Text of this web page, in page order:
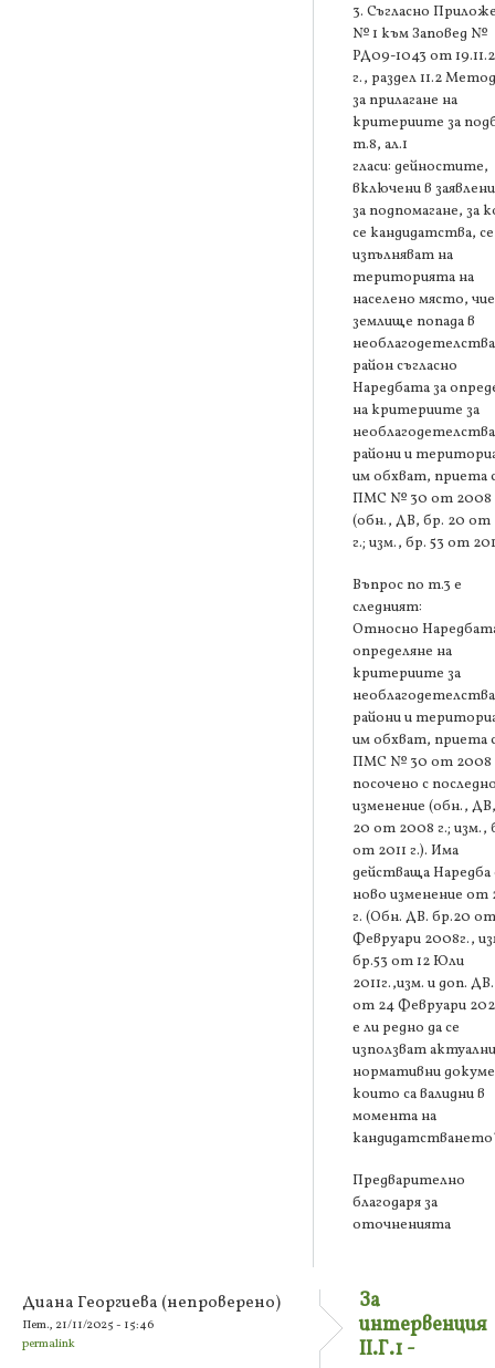
3. Съгласно
№ 1 към Заповед №
РД09-1043 от
г., раздел 11.2
за прилагане на
критериите за
т.8, ал.1
гласи: дейностите,
включени в
за подпомагане, за
се кандидатства, се
изпълняват на
територията на
населено място,
землище попада в
район съгласно
Наредбата за
на критериите за
райони и
им обхват, приета
ПМС № 30 от 2008
(обн., ДВ, бр. 20 от
г.; изм., бр. 53 от
Въпрос по т.3 е
следният:
Относно
определяне на
критериите за
райони и
им обхват, приета
ПМС № 30 от 2008
посочено с
изменение (обн.,
20 от 2008 г.; изм.,
от 2011 г.). Има
действаща Наредба
ново изменение от
г. (Обн. ДВ. бр.20
Февруари 2008г.,
бр.53 от 12 Юли
2011г.,изм. и доп.
от 24 Февруари
е ли редно да се
използват
нормативни
които са валидни в
момента на
Предварително
благодаря за
оточненията
Диана Георгиева (непроверено)
Пет., 21/11/2025 - 15:46
permalink
За
интервенция
II.Г.1 -